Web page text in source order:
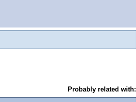
Probably related with: